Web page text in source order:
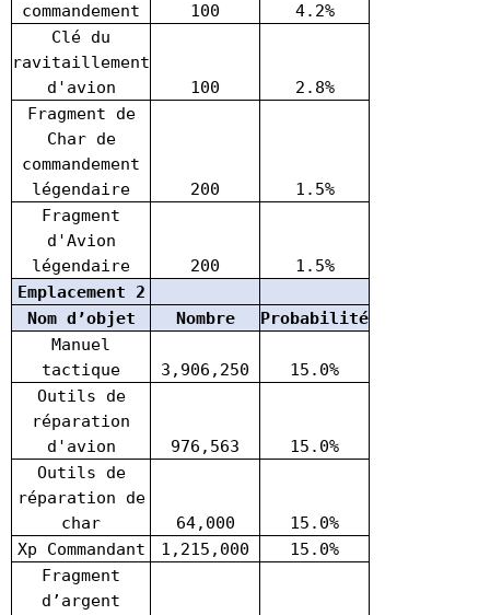
commandement
100
4.2%
Clé du
ravitaillement
d'avion
100
2.8%
Fragment de
Char de
commandement
légendaire
200
1.5%
Fragment
d'Avion
légendaire
200
1.5%
Emplacement 2
Nom d’objet
Nombre
Probabilité
Manuel
tactique
3,906,250
15.0%
Outils de
réparation
d'avion
976,563
15.0%
Outils de
réparation de
char
64,000
15.0%
Xp Commandant
1,215,000
15.0%
Fragment
d’argent